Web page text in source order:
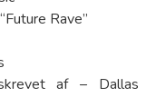
Rave”
af – Dallas